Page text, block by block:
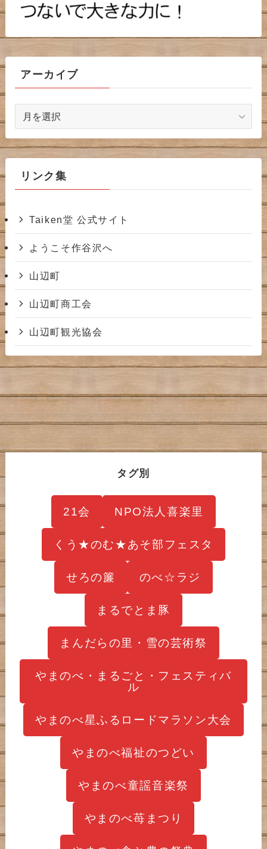
アーカイブ
カ
ブリンク集
Taiken堂 公式サイト
ようこそ作谷沢へ
山辺町
山辺町商工会
山辺町観光協会
タグ別
21会 NPO法人喜楽里
くう★のむ★あそ部フェスタ
せろの簾 のべ☆ラジ
まるでとま豚
まんだらの里・雪の芸術祭
やまのべ・まるごと・フェスティバ
ル
やまのべ星ふるロードマラソン大会
やまのべ福祉のつどい
やまのべ童謡音楽祭
やまのべ苺まつり